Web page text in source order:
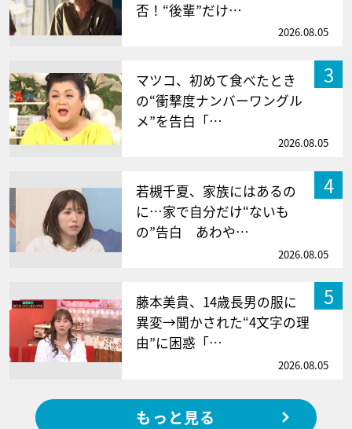
否！“後輩”だけ…
2026.08.05
3
マツコ、初めて食べたとき
の“衝撃度ナンバーワングル
メ”を告白「…
2026.08.05
4
若槻千夏、家族にはあるの
に…家で自分だけ“ないも
の”告白 あわや…
2026.08.05
5
藤本美貴、14歳長男の服に
異変→聞かされた“4文字の理
由”に困惑「…
2026.08.05
もっと見る